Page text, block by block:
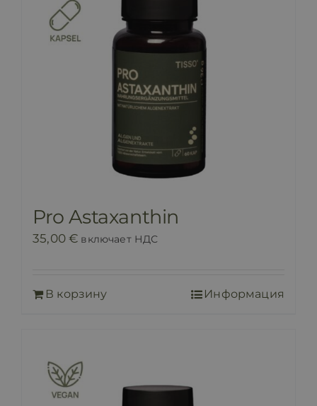
Pro Astaxanthin
35,00€ включает НДС
В корзину Информация